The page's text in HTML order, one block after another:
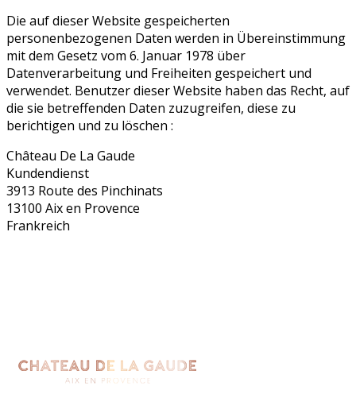
Die auf dieser Website gespeicherten
personenbezogenen Daten werden in Übereinstimmung
mit dem Gesetz vom 6. Januar 1978 über
Datenverarbeitung und Freiheiten gespeichert und
verwendet. Benutzer dieser Website haben das Recht, auf
die sie betreffenden Daten zuzugreifen, diese zu
berichtigen und zu löschen :
Château De La Gaude
Kundendienst
3913 Route des Pinchinats
13100 Aix en Provence
Frankreich